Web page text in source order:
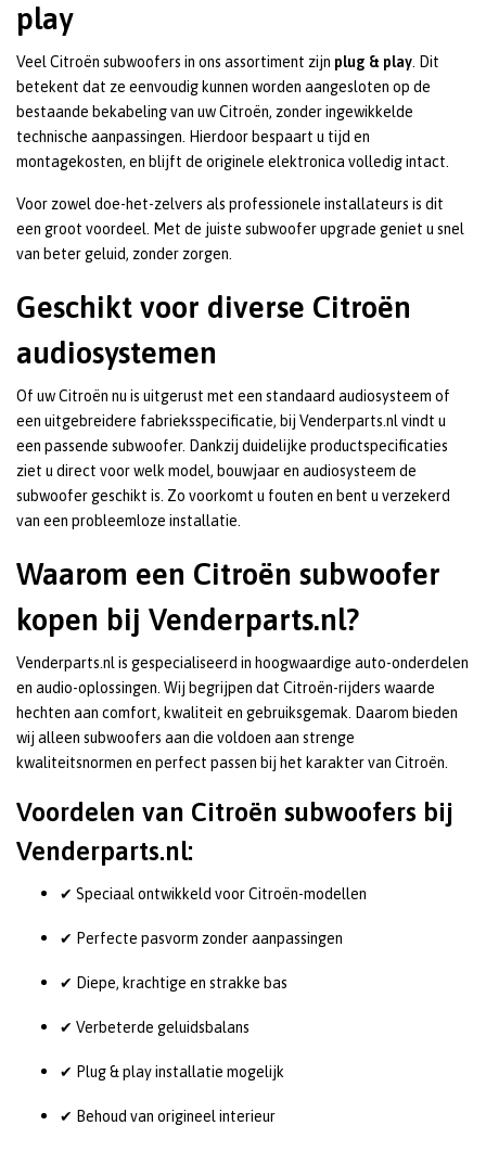
play
Veel Citroën subwoofers in ons assortiment zijn plug & play. Dit
betekent dat ze eenvoudig kunnen worden aangesloten op de
bestaande bekabeling van uw Citroën, zonder ingewikkelde
technische aanpassingen. Hierdoor bespaart u tijd en
montagekosten, en blijft de originele elektronica volledig intact.
Voor zowel doe-het-zelvers als professionele installateurs is dit
een groot voordeel. Met de juiste subwoofer upgrade geniet u snel
van beter geluid, zonder zorgen.
Geschikt voor diverse Citroën
audiosystemen
Of uw Citroën nu is uitgerust met een standaard audiosysteem of
een uitgebreidere fabrieksspecificatie, bij Venderparts.nl vindt u
een passende subwoofer. Dankzij duidelijke productspecificaties
ziet u direct voor welk model, bouwjaar en audiosysteem de
subwoofer geschikt is. Zo voorkomt u fouten en bent u verzekerd
van een probleemloze installatie.
Waarom een Citroën subwoofer
kopen bij Venderparts.nl?
Venderparts.nl is gespecialiseerd in hoogwaardige auto-onderdelen
en audio-oplossingen. Wij begrijpen dat Citroën-rijders waarde
hechten aan comfort, kwaliteit en gebruiksgemak. Daarom bieden
wij alleen subwoofers aan die voldoen aan strenge
kwaliteitsnormen en perfect passen bij het karakter van Citroën.
Voordelen van Citroën subwoofers bij
Venderparts.nl:
✔ Speciaal ontwikkeld voor Citroën-modellen
✔ Perfecte pasvorm zonder aanpassingen
✔ Diepe, krachtige en strakke bas
✔ Verbeterde geluidsbalans
✔ Plug & play installatie mogelijk
✔ Behoud van origineel interieur